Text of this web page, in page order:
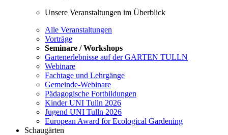
Unsere Veranstaltungen im Überblick
Alle Veranstaltungen
Vorträge
Seminare / Workshops
Gartenerlebnisse auf der GARTEN TULLN
Webinare
Fachtage und Lehrgänge
Gemeinde-Webinare
Pädagogische Fortbildungen
Kinder UNI Tulln 2026
Jugend UNI Tulln 2026
European Award for Ecological Gardening
Schaugärten